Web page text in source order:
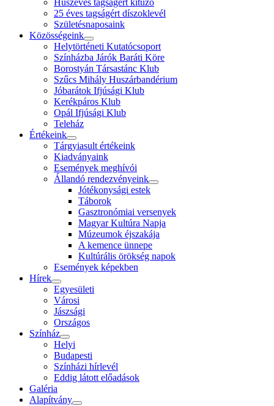
Húszéves tagságért kitűző
25 éves tagságért díszoklevél
Születésnaposaink
Közösségeink
Helytörténeti Kutatócsoport
Színházba Járók Baráti Köre
Borostyán Társastánc Klub
Szűcs Mihály Huszárbandérium
Jóbarátok Ifjúsági Klub
Kerékpáros Klub
Opál Ifjúsági Klub
Teleház
Értékeink
Tárgyiasult értékeink
Kiadványaink
Események meghívói
Állandó rendezvényeink
Jótékonysági estek
Táborok
Gasztronómiai versenyek
Magyar Kultúra Napja
Múzeumok éjszakája
A kemence ünnepe
Kultúrális örökség napok
Események képekben
Hírek
Egyesületi
Városi
Jászsági
Országos
Színház
Helyi
Budapesti
Színházi hírlevél
Eddig látott előadások
Galéria
Alapítvány